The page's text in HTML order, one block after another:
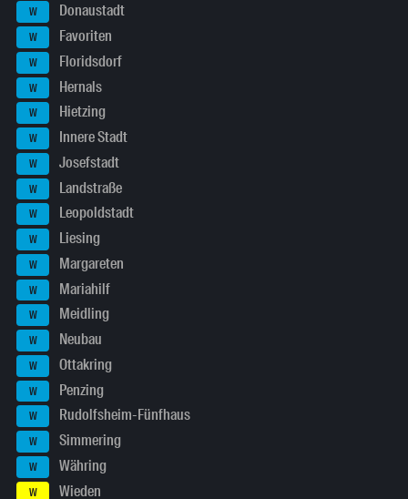
W Donaustadt
W Favoriten
W Floridsdorf
W Hernals
W Hietzing
W Innere Stadt
W Josefstadt
W Landstraße
W Leopoldstadt
W Liesing
W Margareten
W Mariahilf
W Meidling
W Neubau
W Ottakring
W Penzing
W Rudolfsheim-Fünfhaus
W Simmering
W Währing
W Wieden